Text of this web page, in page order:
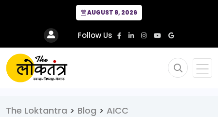
AUGUST 8, 2026
Follow Us
The Loktantra > Blog > AICC